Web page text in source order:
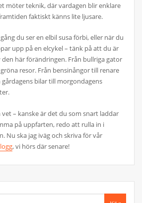
möter teknik, där vardagen blir enklare
faktiskt känns lite ljusare.
du ser en elbil susa förbi, eller när du
upp på en elcykel – tänk på att du är
den här förändringen. Från bullriga gator
resor. Från bensinångor till renare
gårdagens bilar till morgondagens
vet – kanske är det du som snart laddar
på uppfarten, redo att rulla in i
Nu ska jag iväg och skriva för vår
, vi hörs där senare!